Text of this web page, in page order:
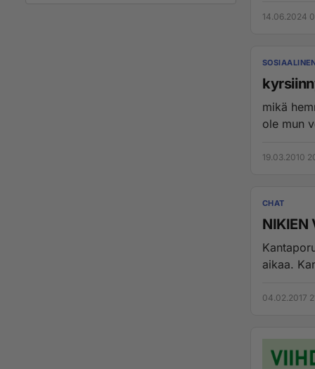
14.06.2024
mikä
ole mun
19.03.2010
CHAT
NIKIEN
aikaa.
04.02.2017